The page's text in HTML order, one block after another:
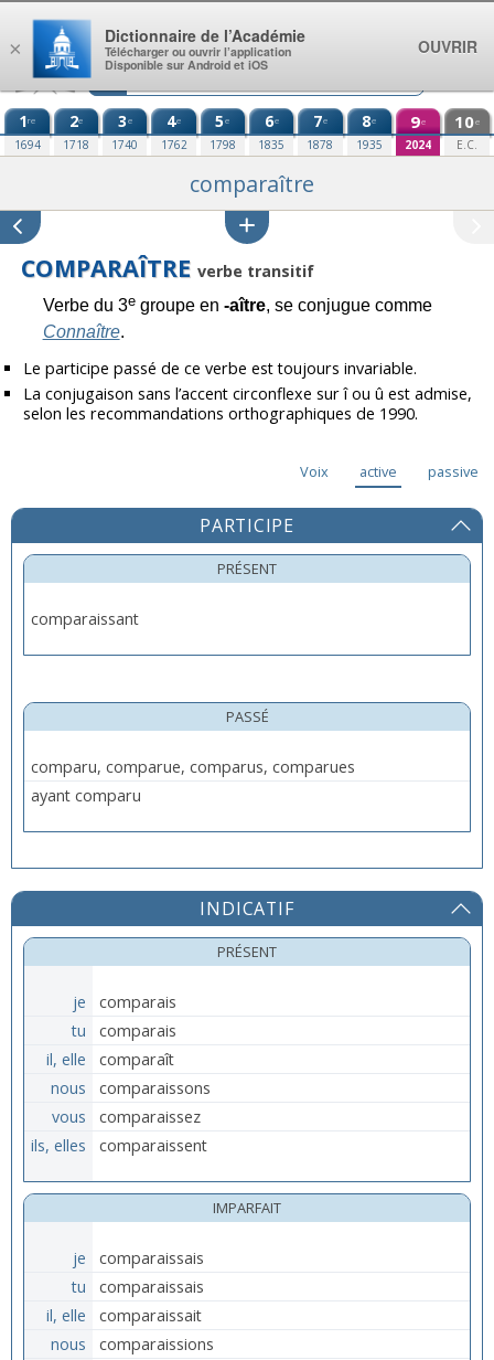
Aller au contenu
1re
1694
2e
1718
3e
1740
4e
1762
5e
1798
6e
1835
7e
1878
8e
1935
9e
2024
10e
E.C.
comparaître
COMPARAÎTRE verbe transitif
Verbe du 3egroupe en -aître, se conjugue comme
Connaître.
Le participe passé de ce verbe est toujours invariable.
La conjugaison sans l’accent circonflexe sur î ou û est admise,
selon les recommandations orthographiques de 1990.
Voix active passive
PARTICIPE
PRÉSENT
comparaissant
PASSÉ
comparu, comparue, comparus, comparues
ayant comparu
INDICATIF
PRÉSENT
je
comparais
tu
comparais
il, elle
comparaît
nous
comparaissons
vous
comparaissez
ils, elles
comparaissent
IMPARFAIT
je
comparaissais
tu
comparaissais
il, elle
comparaissait
nous
comparaissions
×
Dictionnaire de l’Académie
Télécharger ou ouvrir l’application
Disponible sur Android et iOS
OUVRIR